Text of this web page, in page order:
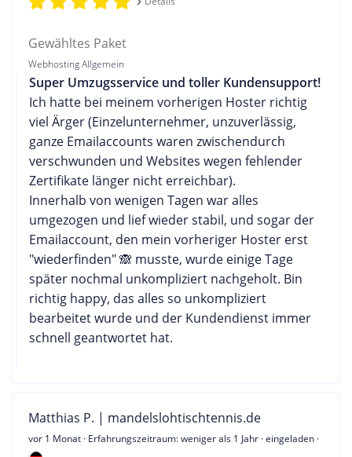
Gewähltes Paket
Webhosting Allgemein
Super Umzugsservice und toller Kundensupport!
Ich hatte bei meinem vorherigen Hoster richtig
viel Ärger (Einzelunternehmer, unzuverlässig,
ganze Emailaccounts waren zwischendurch
verschwunden und Websites wegen fehlender
Zertifikate länger nicht erreichbar).
Innerhalb von wenigen Tagen war alles
umgezogen und lief wieder stabil, und sogar der
Emailaccount, den mein vorheriger Hoster erst
"wiederfinden" 🙈 musste, wurde einige Tage
später nochmal unkompliziert nachgeholt. Bin
richtig happy, das alles so unkompliziert
bearbeitet wurde und der Kundendienst immer
schnell geantwortet hat.
Matthias P. | mandelslohtischtennis.de
vor 1 Monat · Erfahrungszeitraum: weniger als 1 Jahr · eingeladen ·